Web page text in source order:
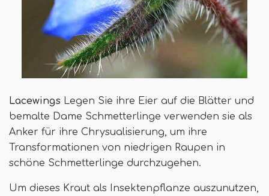
Lacewings Legen Sie ihre Eier auf die Blätter und
bemalte Dame Schmetterlinge verwenden sie als
Anker für ihre Chrysualisierung, um ihre
Transformationen von niedrigen Raupen in
schöne Schmetterlinge durchzugehen.
Um dieses Kraut als Insektenpflanze auszunutzen,